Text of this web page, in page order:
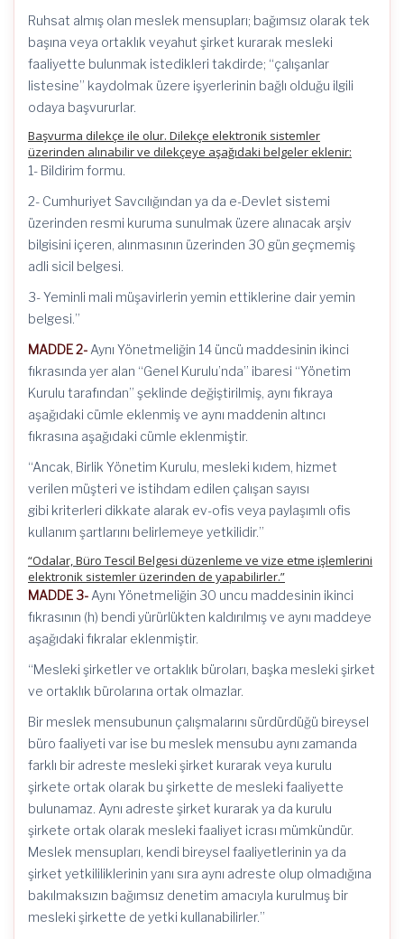
Ruhsat almış olan meslek mensupları; bağımsız olarak tek
başına veya ortaklık veyahut şirket kurarak mesleki
faaliyette bulunmak istedikleri takdirde; “çalışanlar
listesine” kaydolmak üzere işyerlerinin bağlı olduğu ilgili
odaya başvururlar.
Başvurma dilekçe ile olur. Dilekçe elektronik sistemler
üzerinden alınabilir ve dilekçeye aşağıdaki belgeler eklenir:
1- Bildirim formu.
2- Cumhuriyet Savcılığından ya da e-Devlet sistemi
üzerinden resmi kuruma sunulmak üzere alınacak arşiv
bilgisini içeren, alınmasının üzerinden 30 gün geçmemiş
adli sicil belgesi.
3- Yeminli mali müşavirlerin yemin ettiklerine dair yemin
belgesi.”
MADDE 2- Aynı Yönetmeliğin 14 üncü maddesinin ikinci
fıkrasında yer alan “Genel Kurulu’nda” ibaresi “Yönetim
Kurulu tarafından” şeklinde değiştirilmiş, aynı fıkraya
aşağıdaki cümle eklenmiş ve aynı maddenin altıncı
fıkrasına aşağıdaki cümle eklenmiştir.
“Ancak, Birlik Yönetim Kurulu, mesleki kıdem, hizmet
verilen müşteri ve istihdam edilen çalışan sayısı
gibi kriterleri dikkate alarak ev-ofis veya paylaşımlı ofis
kullanım şartlarını belirlemeye yetkilidir.”
“Odalar, Büro Tescil Belgesi düzenleme ve vize etme işlemlerini
elektronik sistemler üzerinden de yapabilirler.”
MADDE 3- Aynı Yönetmeliğin 30 uncu maddesinin ikinci
fıkrasının (h) bendi yürürlükten kaldırılmış ve aynı maddeye
aşağıdaki fıkralar eklenmiştir.
“Mesleki şirketler ve ortaklık büroları, başka mesleki şirket
ve ortaklık bürolarına ortak olmazlar.
Bir meslek mensubunun çalışmalarını sürdürdüğü bireysel
büro faaliyeti var ise bu meslek mensubu aynı zamanda
farklı bir adreste mesleki şirket kurarak veya kurulu
şirkete ortak olarak bu şirkette de mesleki faaliyette
bulunamaz. Aynı adreste şirket kurarak ya da kurulu
şirkete ortak olarak mesleki faaliyet icrası mümkündür.
Meslek mensupları, kendi bireysel faaliyetlerinin ya da
şirket yetkililiklerinin yanı sıra aynı adreste olup olmadığına
bakılmaksızın bağımsız denetim amacıyla kurulmuş bir
mesleki şirkette de yetki kullanabilirler.”